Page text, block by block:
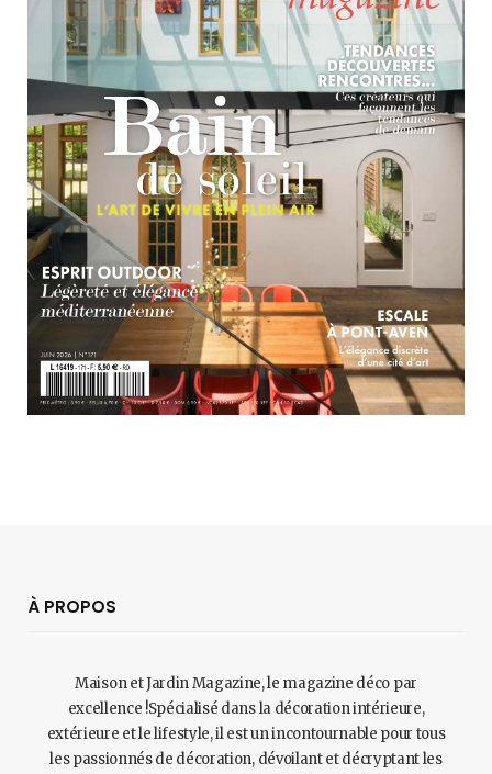
À PROPOS
Maison et Jardin Magazine, le magazine déco par
excellence !Spécialisé dans la décoration intérieure,
extérieure et le lifestyle, il est un incontournable pour tous
les passionnés de décoration, dévoilant et décryptant les